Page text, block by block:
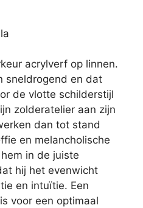
acrylverf op linnen.
sneldrogend en dat
de vlotte schilderstijl
zolderatelier aan zijn
dan tot stand
en melancholische
in de juiste
hij het evenwicht
en intuïtie. Een
voor een optimaal